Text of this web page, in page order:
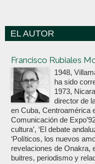
EL AUTOR
Francisco Rubiales
1948,
ha sido
1973,
director de
en Cuba, Centroamérica
Comunicación de
cultura’, ‘El debate
‘Políticos, los nuevos
revelaciones de Onakra,
buitres, periodismo y